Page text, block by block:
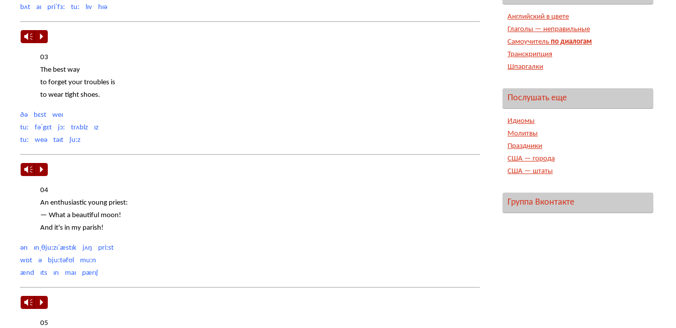
bʌt aɪ priˈfɜː tuː lɪv hɪə
Vm P
03
The best way
to forget your troubles is
to wear tight shoes.
ðə bɛst weɪ
tuː fəˈgɛt jɔː trʌblz ɪz
tuː weə taɪt ʃuːz
Vm P
04
An enthusiastic young priest:
— What a beautiful moon!
And it's in my parish!
ən ɪnˌθjuːzɪˈæstɪk jʌŋ priːst
wɒt ə bjuːtəfʊl muːn
ænd ɪts ɪn maɪ pærɪʃ
Vm P
05
Английский в цвете
Глаголы — неправильные
Самоучитель по диалогам
Транскрипция
Шпаргалки
Послушать еще
Идиомы
Молитвы
Праздники
США — города
США — штаты
Группа Вконтакте